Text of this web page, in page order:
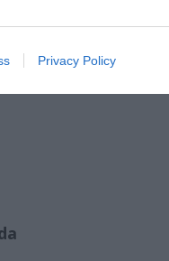
Privacy Policy